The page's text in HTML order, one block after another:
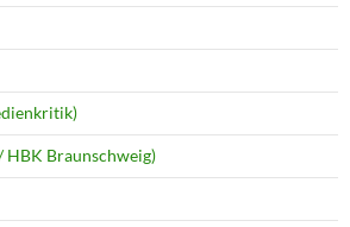
HBK Braunschweig)